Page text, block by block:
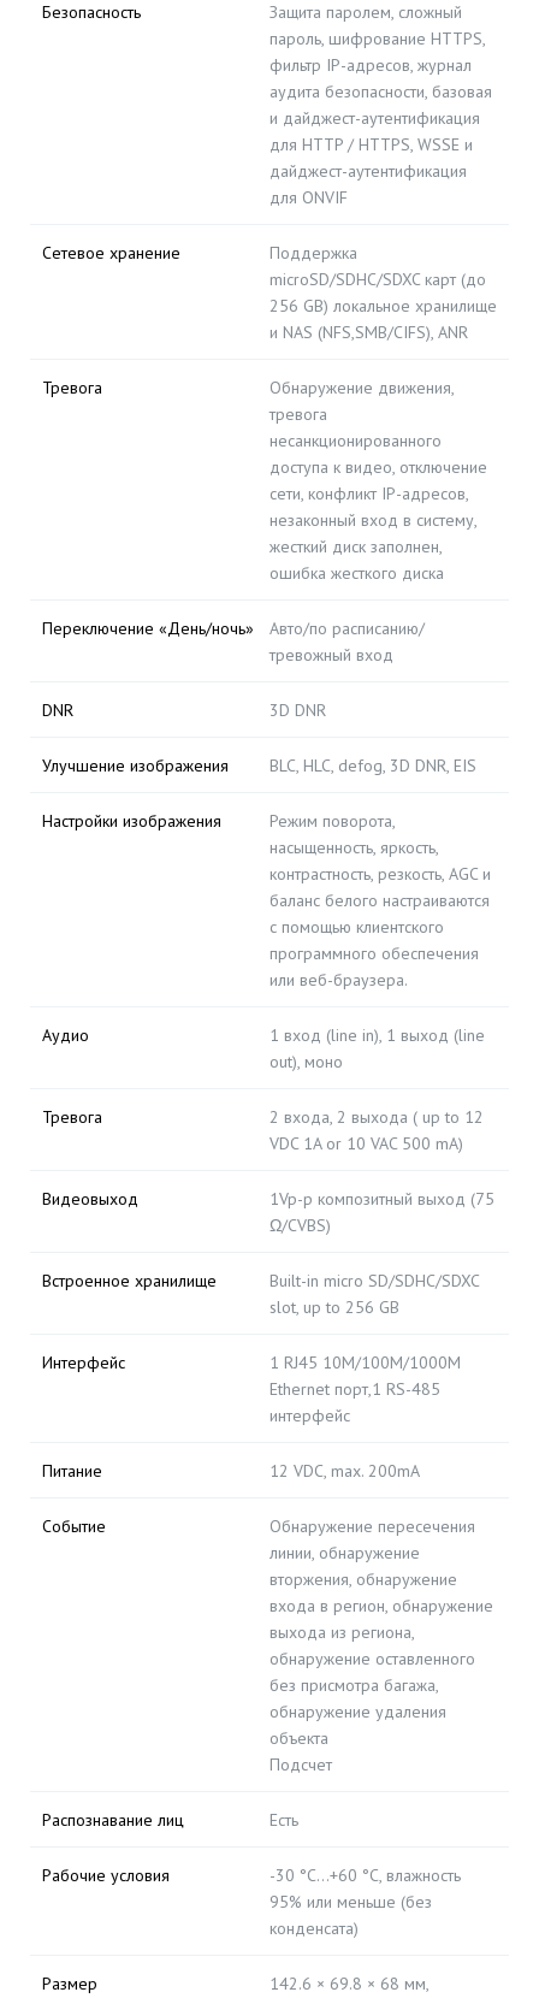
Безопасность
Защита паролем, сложный
пароль, шифрование HTTPS,
фильтр IP-адресов, журнал
аудита безопасности, базовая
и дайджест-аутентификация
для HTTP / HTTPS, WSSE и
дайджест-аутентификация
для ONVIF
Сетевое хранение
Поддержка
microSD/SDHC/SDXC карт (до
256 GB) локальное хранилище
и NAS (NFS,SMB/CIFS), ANR
Тревога
Обнаружение движения,
тревога
несанкционированного
доступа к видео, отключение
сети, конфликт IP-адресов,
незаконный вход в систему,
жесткий диск заполнен,
ошибка жесткого диска
Переключение «День/ночь»
Авто/по расписанию/
тревожный вход
DNR 3D DNR
Улучшение изображения BLC, HLC, defog, 3D DNR, EIS
Настройки изображения
Режим поворота,
насыщенность, яркость,
контрастность, резкость, AGC и
баланс белого настраиваются
с помощью клиентского
программного обеспечения
или веб-браузера.
Аудио
1 вход (line in), 1 выход (line
out), моно
Тревога
2 входа, 2 выхода ( up to 12
VDC 1A or 10 VAC 500 mA)
Видеовыход
1Vp-p композитный выход (75
Ω/CVBS)
Встроенное хранилище
Built-in micro SD/SDHC/SDXC
slot, up to 256 GB
Интерфейс
1 RJ45 10M/100M/1000M
Ethernet порт,1 RS-485
интерфейс
Питание 12 VDC, max. 200mA
Событие
Обнаружение пересечения
линии, обнаружение
вторжения, обнаружение
входа в регион, обнаружение
выхода из региона,
обнаружение оставленного
без присмотра багажа,
обнаружение удаления
объекта
Подсчет
Распознавание лиц Есть
Рабочие условия
-30 °C…+60 °C, влажность
95% или меньше (без
конденсата)
Размер
142.6 × 69.8 × 68 мм,